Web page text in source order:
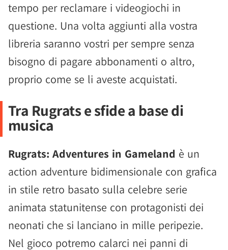
tempo per reclamare i videogiochi in
questione. Una volta aggiunti alla vostra
libreria saranno vostri per sempre senza
bisogno di pagare abbonamenti o altro,
proprio come se li aveste acquistati.
Tra Rugrats e sfide a base di
musica
Rugrats: Adventures in Gameland è un
action adventure bidimensionale con grafica
in stile retro basato sulla celebre serie
animata statunitense con protagonisti dei
neonati che si lanciano in mille peripezie.
Nel gioco potremo calarci nei panni di